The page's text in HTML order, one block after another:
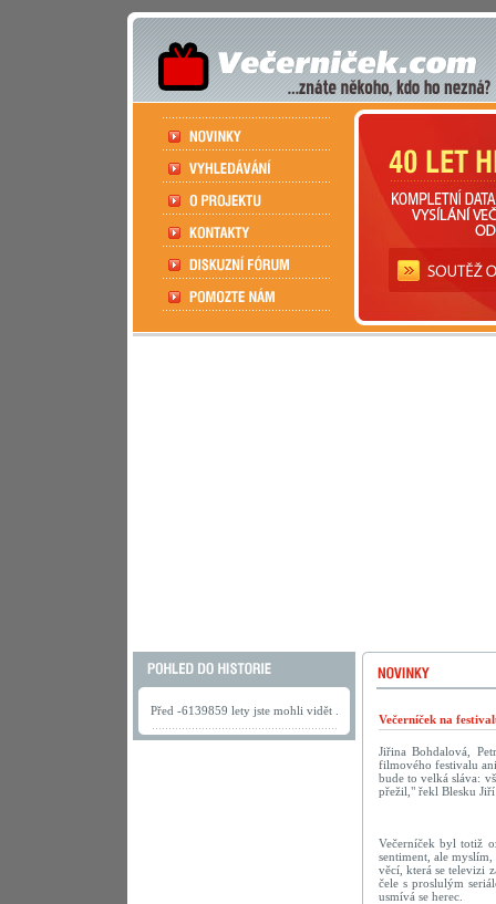
Před -6139859 lety jste mohli vidět .
Večerníček na
Jiřina Bohdalová,
filmového festivalu
bude to velká sláva:
přežil," řekl Blesku
Večerníček byl totiž
sentiment, ale
věcí, která se televizi
čele s proslulým
usmívá se herec.